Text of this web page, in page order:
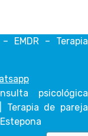
EMDR – Terapia
psicológica
Terapia de pareja